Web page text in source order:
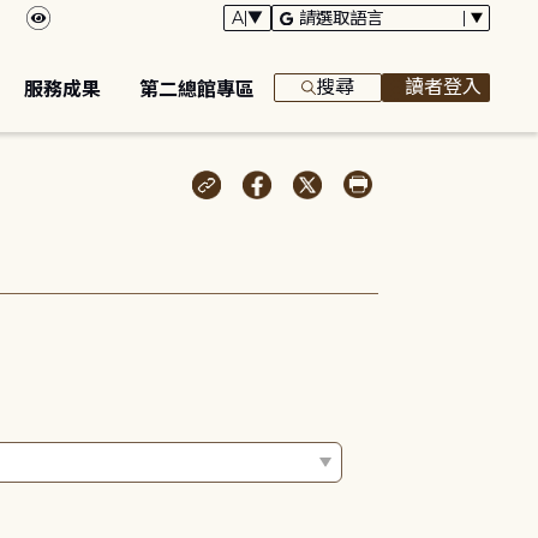
服務成果 第二總館專區 搜尋 讀者登入